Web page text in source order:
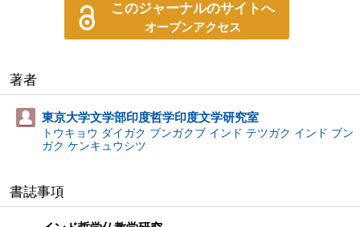
このジャーナルのサイトへ
オープンアクセス
著者
東京大学文学部印度哲学印度文学研究室
トウキョウ ダイガク ブンガクブ インド テツガク インド ブン
ガク ケンキュウシツ
書誌事項